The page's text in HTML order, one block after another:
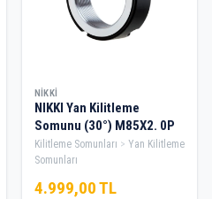
NIKKI
NIKKI Yan Kilitleme
Somunu (30°) M85X2. 0P
Kilitleme Somunları
Yan Kilitleme
Somunları
4.999,00 TL